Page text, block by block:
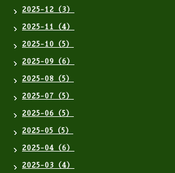
2025-12（3）
2025-11（4）
2025-10（5）
2025-09（6）
2025-08（5）
2025-07（5）
2025-06（5）
2025-05（5）
2025-04（6）
2025-03（4）